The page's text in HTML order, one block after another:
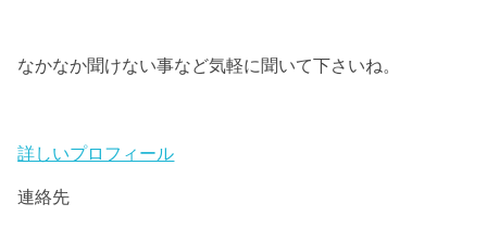
なかなか聞けない事など気軽に聞いて下さいね。
詳しいプロフィール
連絡先